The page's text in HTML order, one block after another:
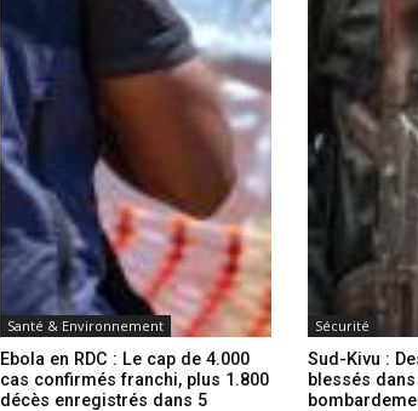
Santé & Environnement
Ebola en RDC : Le cap de 4.000
cas confirmés franchi, plus 1.800
décès enregistrés dans 5
Sécurité
Sud-Kivu :
blessés